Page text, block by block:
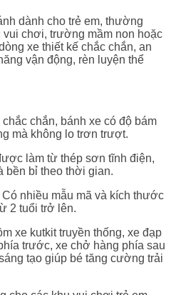
dành cho trẻ em, thường
chơi, trường mầm non hoặc
xe thiết kế chắc chắn, an
vận động, rèn luyện thể
chắn, bánh xe có độ bám
mà không lo trơn trượt.
làm từ thép sơn tĩnh điện,
bền bỉ theo thời gian.
nhiều mẫu mã và kích thước
2 tuổi trở lên.
xe kutkit truyền thống, xe đạp
trước, xe chở hàng phía sau
tạo giúp bé tăng cường trải